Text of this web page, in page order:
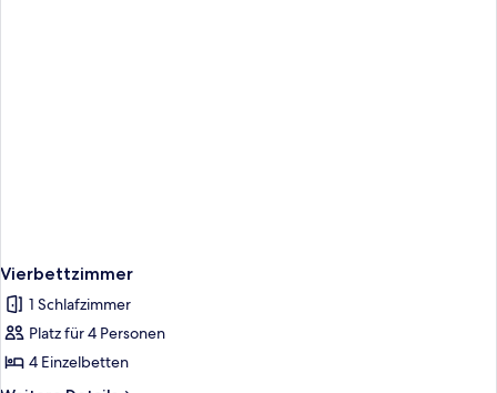
Vierbettzimmer
1 Schlafzimmer
Platz für 4 Personen
4 Einzelbetten